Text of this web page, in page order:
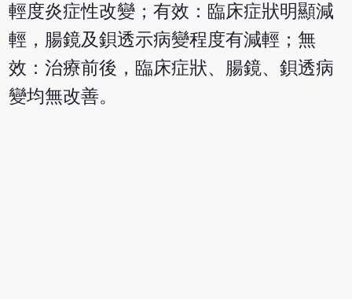
輕度炎症性改變；有效：臨床症狀明顯減
輕，腸鏡及鋇透示病變程度有減輕；無
效：治療前後，臨床症狀、腸鏡、鋇透病
變均無改善。